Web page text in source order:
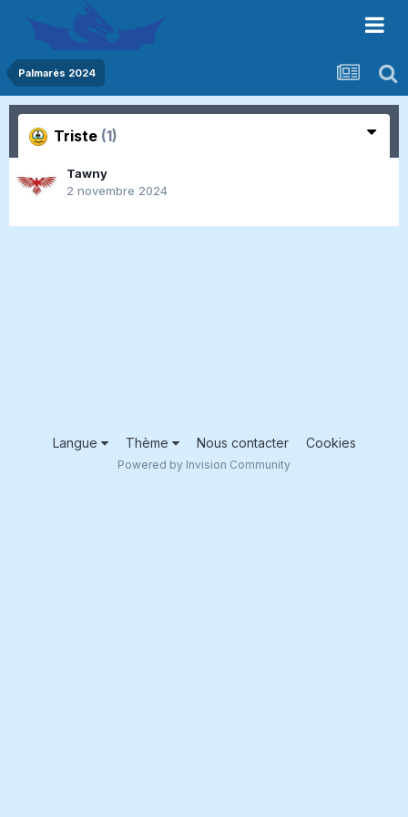
Palmarès 2024
Triste (1)
Tawny
2 novembre 2024
Langue Thème Nous contacter Cookies
Powered by Invision Community